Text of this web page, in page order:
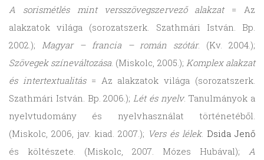
A sorismétlés mint versszövegszervező alakzat= Az
alakzatok világa (sorozatszerk. Szathmári István. Bp.
2002.); Magyar – francia – román szótár. (Kv. 2004.);
Szövegek színeváltozása. (Miskolc, 2005.); Komplex alakzat
és intertextualitás= Az alakzatok világa (sorozatszerk.
Szathmári István. Bp. 2006.); Lét és nyelv. Tanulmányok a
nyelvtudomány és nyelvhasználat történetéből.
(Miskolc, 2006, jav. kiad. 2007.); Vers és lélek. Dsida Jenő
és költészete. (Miskolc, 2007. Mózes Hubával); A